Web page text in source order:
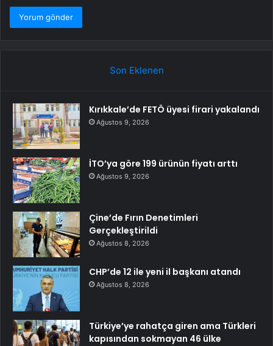
Son Eklenen
Kırıkkale’de FETÖ üyesi firari yakalandı
Ağustos 9, 2026
İTO’ya göre 199 ürünün fiyatı arttı
Ağustos 9, 2026
Çine’de Fırın Denetimleri
Gerçekleştirildi
Ağustos 8, 2026
CHP’de 12 ile yeni il başkanı atandı
Ağustos 8, 2026
Türkiye’ye rahatça giren ama Türkleri
kapısından sokmayan 46 ülke